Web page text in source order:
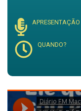
APRESENTAÇÃO
QUANDO?